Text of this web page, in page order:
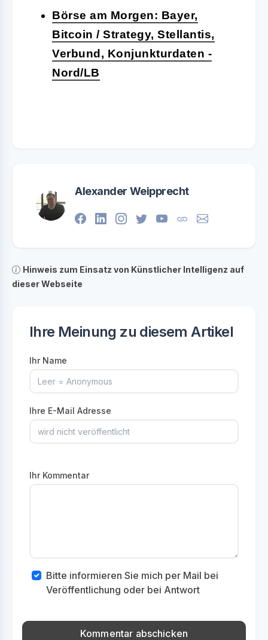
Börse am Morgen: Bayer,
Bitcoin / Strategy, Stellantis,
Verbund, Konjunkturdaten -
Nord/LB
Alexander Weipprecht
Hinweis zum Einsatz von Künstlicher Intelligenz auf
dieser Webseite
Ihre Meinung zu diesem Artikel
Ihr Name
Ihre E-Mail Adresse
Ihr Kommentar
Bitte informieren Sie mich per Mail bei
Veröffentlichung oder bei Antwort